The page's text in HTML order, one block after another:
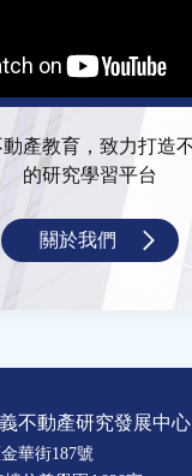
產教育，致力打造
的研究學習平台
關於我們
不動產研究發展中心
華街187號